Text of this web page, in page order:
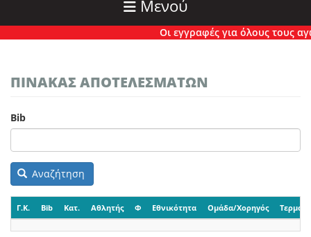
Μενού
Οι εγγραφές για όλους τους
ΠΙΝΑΚΑΣ ΑΠΟΤΕΛΕΣΜΑΤΩΝ
Bib
Αναζήτηση
Γ.Κ. Bib Κατ. Αθλητής Φ Εθνικότητα Ομάδα/Χορηγός